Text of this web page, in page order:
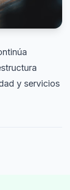
y servicios